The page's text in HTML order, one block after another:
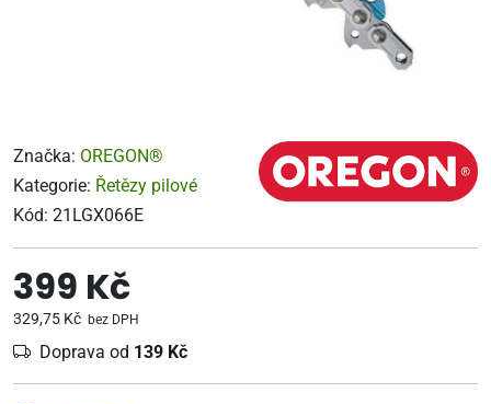
Značka: OREGON®
Kategorie: Řetězy pilové
Kód: 21LGX066E
399 Kč
329,75 Kč bez DPH
Doprava od 139 Kč